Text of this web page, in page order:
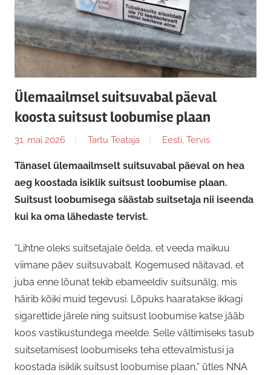
Ülemaailmsel suitsuvabal päeval
koosta suitsust loobumise plaan
31. mai 2026 Tartu Teataja Eesti Tervis
Tänasel ülemaailmselt suitsuvabal päeval on hea
aeg koostada isiklik suitsust loobumise plaan.
Suitsust loobumisega säästab suitsetaja nii iseenda
kui ka oma lähedaste tervist.
“Lihtne oleks suitsetajale öelda, et veeda maikuu
viimane päev suitsuvabalt. Kogemused näitavad, et
juba enne lõunat tekib ebameeldiv suitsunälg, mis
häirib kõiki muid tegevusi. Lõpuks haaratakse ikkagi
sigarettide järele ning suitsust loobumise katse jääb
koos vastikustundega meelde. Selle vältimiseks tasub
suitsetamisest loobumiseks teha ettevalmistusi ja
koostada isiklik suitsust loobumise plaan,” ütles NNA